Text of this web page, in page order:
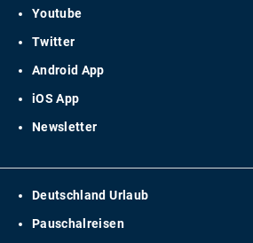
Youtube
Twitter
Android App
iOS App
Newsletter
Deutschland Urlaub
Pauschalreisen